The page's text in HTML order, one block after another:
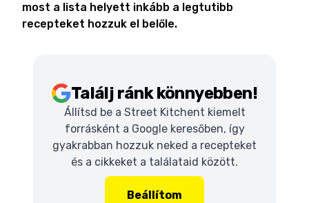
most a lista helyett inkább a legtutibb
recepteket hozzuk el belőle.
Találj ránk könnyebben!
Állítsd be a Street Kitchent kiemelt
forrásként a Google keresőben, így
gyakrabban hozzuk neked a recepteket
és a cikkeket a találataid között.
Beállítom